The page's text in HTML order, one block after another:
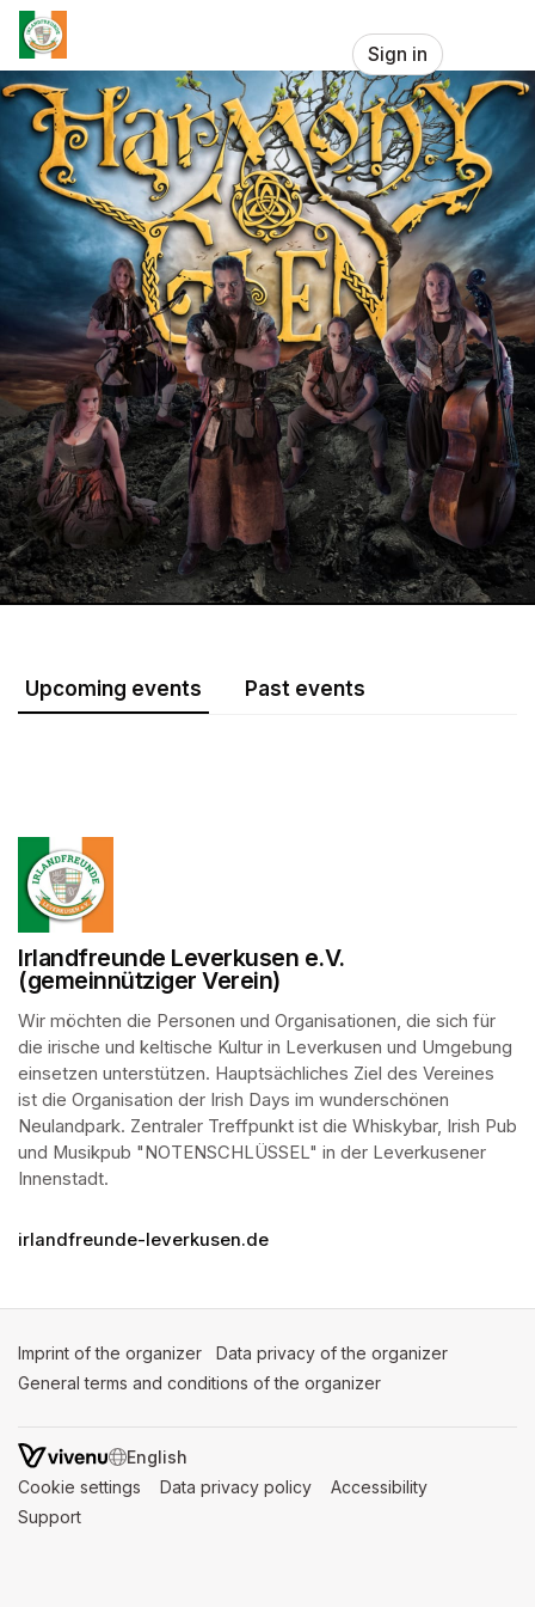
Skip header
Irlandfreunde Leverkusen e.V.
Sign in
Upcoming events Past events
Irlandfreunde Leverkusen e.V.
(gemeinnütziger Verein)
Wir möchten die Personen und Organisationen, die sich für
die irische und keltische Kultur in Leverkusen und Umgebung
einsetzen unterstützen. Hauptsächliches Ziel des Vereines
ist die Organisation der Irish Days im wunderschönen
Neulandpark. Zentraler Treffpunkt ist die Whiskybar, Irish Pub
und Musikpub "NOTENSCHLÜSSEL" in der Leverkusener
Innenstadt.
irlandfreunde-leverkusen.de
Imprint of the organizer (opens in a new tab)
Data privacy of the organizer
General terms and conditions of the organizer
SWITCH LANGUAGE
Cookie settings (opens in a new tab)
Data privacy policy (opens in a new tab)
Accessibility
Support